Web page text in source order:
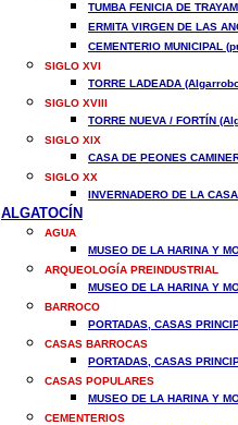
TUMBA FENICIA DE
ERMITA VIRGEN DE LAS
CEMENTERIO MUNICIPAL
SIGLO XVI
TORRE LADEADA
SIGLO XVIII
TORRE NUEVA / FORTÍN
SIGLO XIX
CASA DE PEONES
SIGLO XX
INVERNADERO DE LA
ALGATOCÍN
AGUA
MUSEO DE LA HARINA Y
ARQUEOLOGÍA PREINDUSTRIAL
MUSEO DE LA HARINA Y
BARROCO
PORTADAS, CASAS
CASAS BARROCAS
PORTADAS, CASAS
CASAS POPULARES
MUSEO DE LA HARINA Y
CEMENTERIOS